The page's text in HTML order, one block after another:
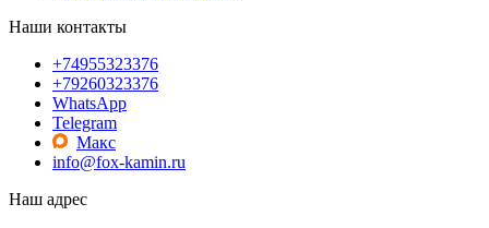
Наши контакты
+74955323376
+79260323376
WhatsApp
Telegram
Макс
info@fox-kamin.ru
Наш адрес